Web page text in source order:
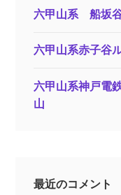
六甲山系 船坂
六甲山系赤子谷
六甲山系神戸電
山
最近のコメント